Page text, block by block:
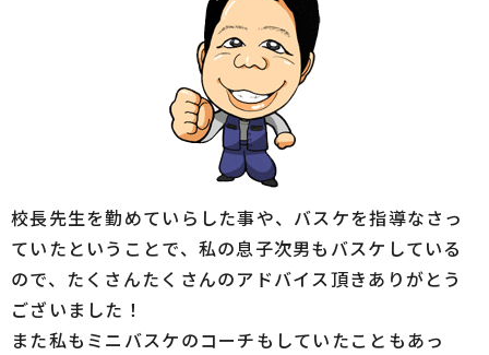
校長先生を勤めていらした事や、バスケを指導なさっ
ていたということで、私の息子次男もバスケしている
ので、たくさんたくさんのアドバイス頂きありがとう
ございました！
また私もミニバスケのコーチもしていたこともあっ